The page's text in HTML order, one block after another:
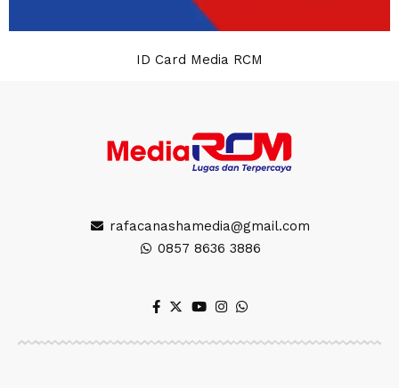
ID Card Media RCM
rafacanashamedia@gmail.com
0857 8636 3886